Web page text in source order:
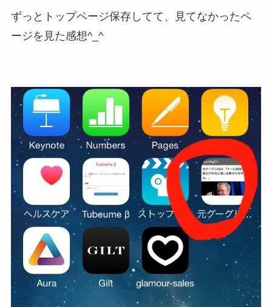
ずっとトップページ保存してて、見てなかったペ
ージを見た感想^_^